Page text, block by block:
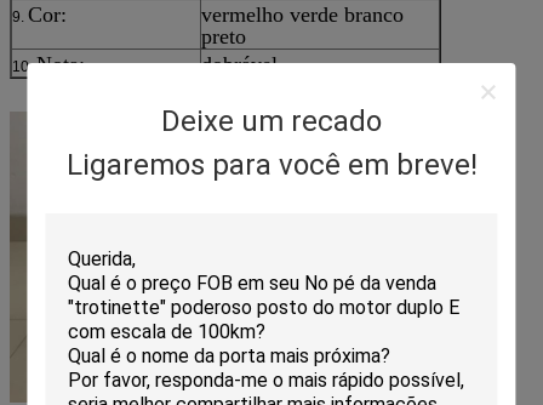
Deixe um recado
Ligaremos para você em breve!
9. Cor:
vermelho verde branco
preto
10.Nota: dobrável